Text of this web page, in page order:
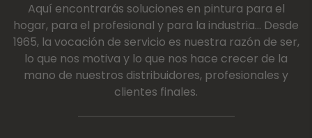
Aquí encontrarás soluciones en pintura para el
hogar, para el profesional y para la industria... Desde
1965, la vocación de servicio es nuestra razón de ser,
lo que nos motiva y lo que nos hace crecer de la
mano de nuestros distribuidores, profesionales y
clientes finales.